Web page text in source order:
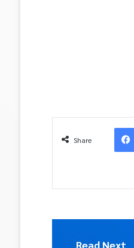
Share
Read Next